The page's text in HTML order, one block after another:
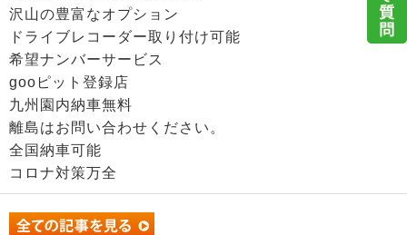
沢山の豊富なオプション
ドライブレコーダー取り付け可能
希望ナンバーサービス
gooピット登録店
九州園内納車無料
離島はお問い合わせください。
全国納車可能
コロナ対策万全